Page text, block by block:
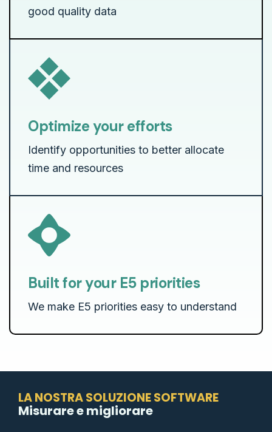
good quality data
Optimize your efforts
Identify opportunities to better allocate
time and resources
Built for your E5 priorities
We make E5 priorities easy to understand
LA NOSTRA SOLUZIONE SOFTWARE
Misurare e migliorare